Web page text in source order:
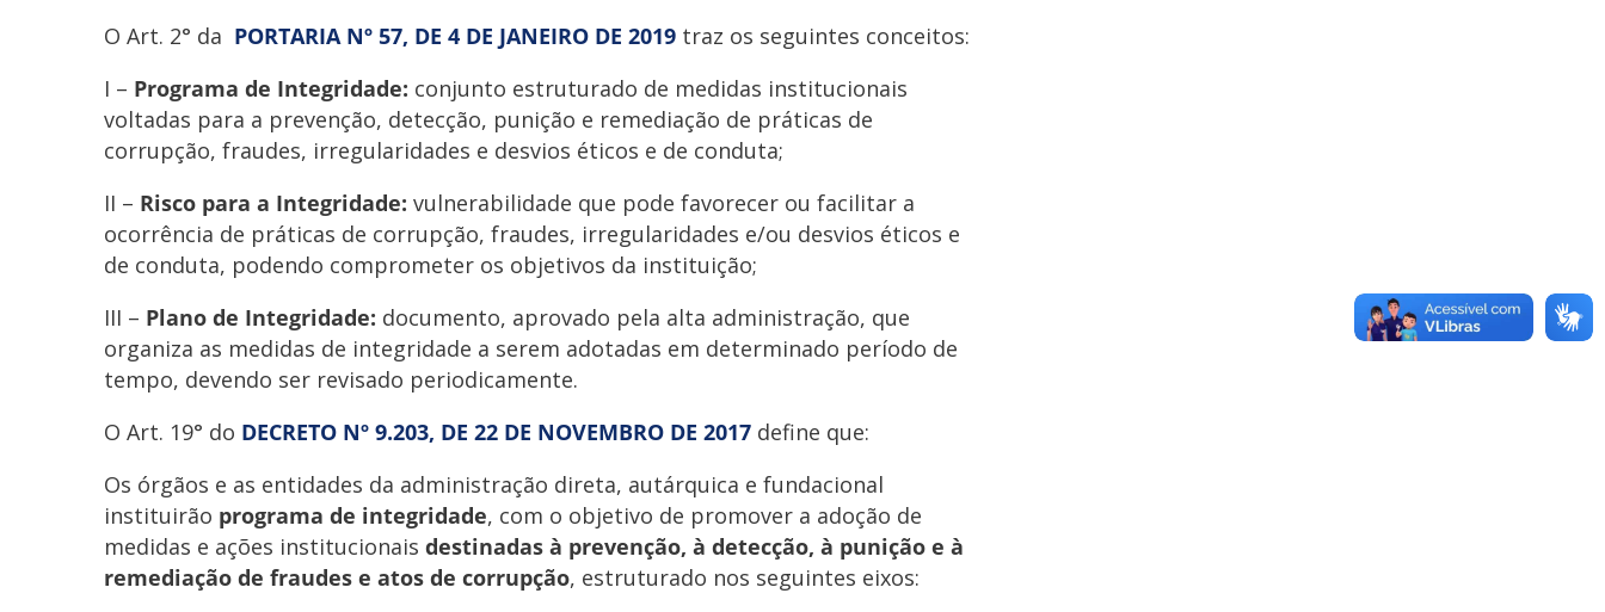
O Art. 2° da PORTARIA Nº 57, DE 4 DE JANEIRO DE 2019 traz os seguintes conceitos:
I – Programa de Integridade: conjunto estruturado de medidas institucionais
voltadas para a prevenção, detecção, punição e remediação de práticas de
corrupção, fraudes, irregularidades e desvios éticos e de conduta;
II – Risco para a Integridade: vulnerabilidade que pode favorecer ou facilitar a
ocorrência de práticas de corrupção, fraudes, irregularidades e/ou desvios éticos e
de conduta, podendo comprometer os objetivos da instituição;
III – Plano de Integridade: documento, aprovado pela alta administração, que
organiza as medidas de integridade a serem adotadas em determinado período de
tempo, devendo ser revisado periodicamente.
O Art. 19° do DECRETO Nº 9.203, DE 22 DE NOVEMBRO DE 2017 define que:
Os órgãos e as entidades da administração direta, autárquica e fundacional
instituirão programa de integridade, com o objetivo de promover a adoção de
medidas e ações institucionais destinadas à prevenção, à detecção, à punição e à
remediação de fraudes e atos de corrupção, estruturado nos seguintes eixos: